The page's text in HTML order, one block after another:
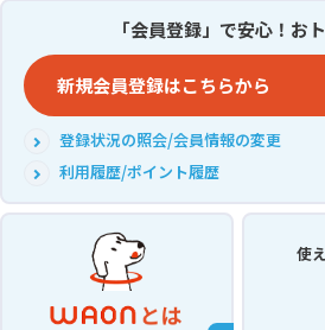
「会員登録」で安心！お
新規会員登録はこちらから
登録状況の照会/会員情報の変更
利用履歴/ポイント履歴
使